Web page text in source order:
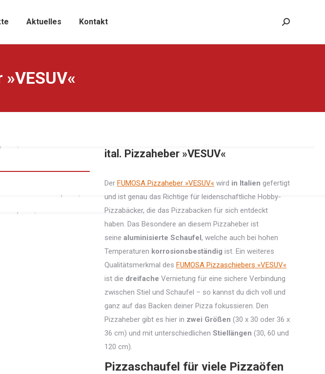
Aktuelles Kontakt Search:
ital. Pizzaheber »VESUV«
Der FUMOSA Pizzaheber »VESUV« wird in Italien gefertigt
und ist genau das Richtige für leidenschaftliche Hobby-
Pizzabäcker, die das Pizzabacken für sich entdeckt
haben. Das Besondere an diesem Pizzaheber ist
seine aluminisierte Schaufel, welche auch bei hohen
Temperaturen korrosionsbeständig ist. Ein weiteres
Qualitätsmerkmal des FUMOSA Pizzaschiebers »VESUV«
ist die dreifache Vernietung für eine sichere Verbindung
zwischen Stiel und Schaufel – so kannst du dich voll und
ganz auf das Backen deiner Pizza fokussieren. Den
Pizzaheber gibt es hier in zwei Größen (30 x 30 oder 36 x
36 cm) und mit unterschiedlichen Stiellängen (30, 60 und
120 cm).
Pizzaschaufel für viele Pizzaöfen